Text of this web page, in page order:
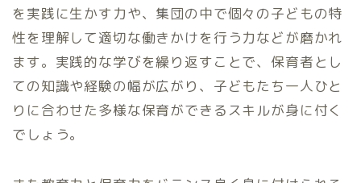
を実践に生かす力や、集団の中で個々の子どもの特
性を理解して適切な働きかけを行う力などが磨かれ
ます。実践的な学びを繰り返すことで、保育者とし
ての知識や経験の幅が広がり、子どもたち一人ひと
りに合わせた多様な保育ができるスキルが身に付く
でしょう。